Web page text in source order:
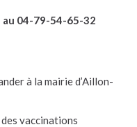
04-79-54-65-32
à la mairie d’Aillon-
vaccinations